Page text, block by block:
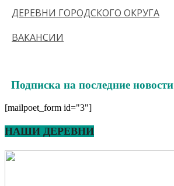
ДЕРЕВНИ ГОРОДСКОГО ОКРУГА
ВАКАНСИИ
Подписка на последние новости
[mailpoet_form id="3"]
НАШИ ДЕРЕВНИ